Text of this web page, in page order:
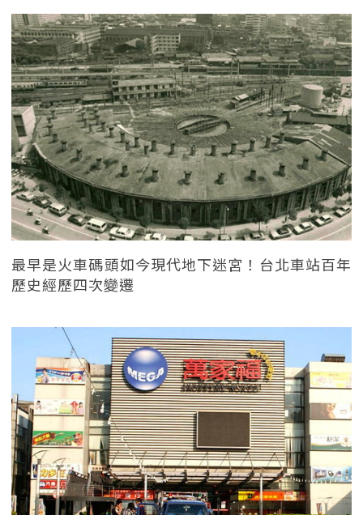
最早是火車碼頭如今現代地下迷宮！台北車站百年
歷史經歷四次變遷